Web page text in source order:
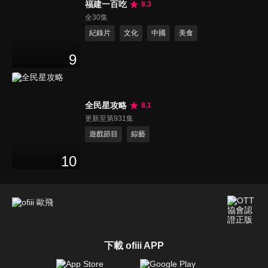
9
福建一百吃
8.3
全30集
紀錄片
文化 中國 美食
10
全民星攻略
8.1
更新至第931集
遊戲節目
綜藝
下載 ofiii APP